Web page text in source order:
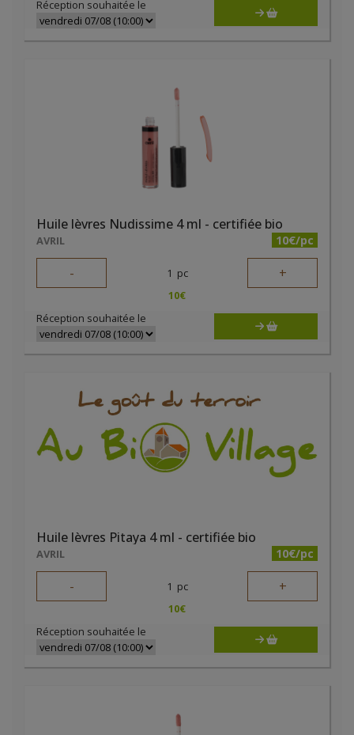
Réception souhaitée le
Huile lèvres Nudissime 4 ml - certifiée bio
AVRIL 10€/pc
- 1 pc +
10€
Réception souhaitée le
Huile lèvres Pitaya 4 ml - certifiée bio
AVRIL 10€/pc
- 1 pc +
10€
Réception souhaitée le